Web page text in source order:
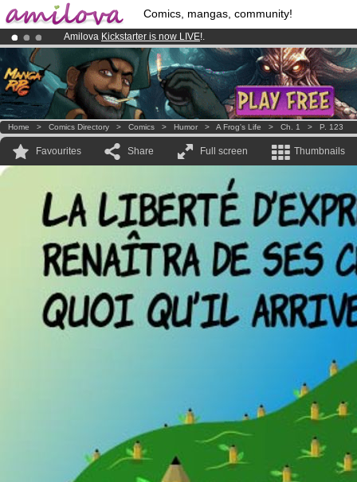
Comics, mangas, community!
Amilova Kickstarter is now LIVE!.
Premium membership from3.95 eurosper month !Get membership
Already 134393membersand 1208 comics & mangas!.
Home > Comics Directory > Comics > Humor > A Frog's Life > Ch. 1 > P. 123
Favourites Share Full screen Thumbnails